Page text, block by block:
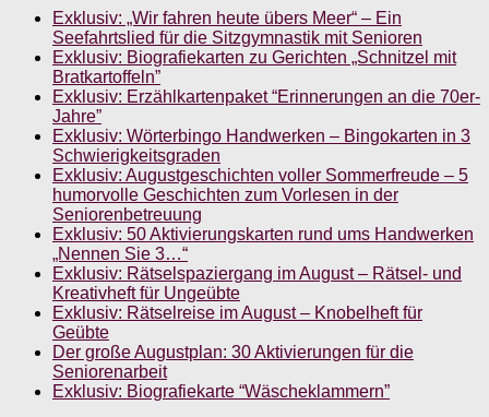
Exklusiv: „Wir fahren heute übers Meer“ – Ein
Seefahrtslied für die Sitzgymnastik mit Senioren
Exklusiv: Biografiekarten zu Gerichten „Schnitzel mit
Bratkartoffeln”
Exklusiv: Erzählkartenpaket “Erinnerungen an die 70er-
Jahre”
Exklusiv: Wörterbingo Handwerken – Bingokarten in 3
Schwierigkeitsgraden
Exklusiv: Augustgeschichten voller Sommerfreude – 5
humorvolle Geschichten zum Vorlesen in der
Seniorenbetreuung
Exklusiv: 50 Aktivierungskarten rund ums Handwerken
„Nennen Sie 3…“
Exklusiv: Rätselspaziergang im August – Rätsel- und
Kreativheft für Ungeübte
Exklusiv: Rätselreise im August – Knobelheft für
Geübte
Der große Augustplan: 30 Aktivierungen für die
Seniorenarbeit
Exklusiv: Biografiekarte “Wäscheklammern”